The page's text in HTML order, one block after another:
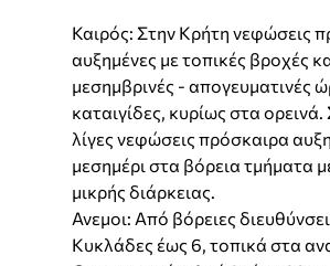
Καιρός: Στην Κρήτη νεφώσεις
αυξημένες με τοπικές βροχές
μεσημβρινές - απογευματινές
καταιγίδες, κυρίως στα
λίγες νεφώσεις πρόσκαιρα
μεσημέρι στα βόρεια τμήματα
μικρής διάρκειας.
Ανεμοι: Από βόρειες
Κυκλάδες έως 6, τοπικά στα